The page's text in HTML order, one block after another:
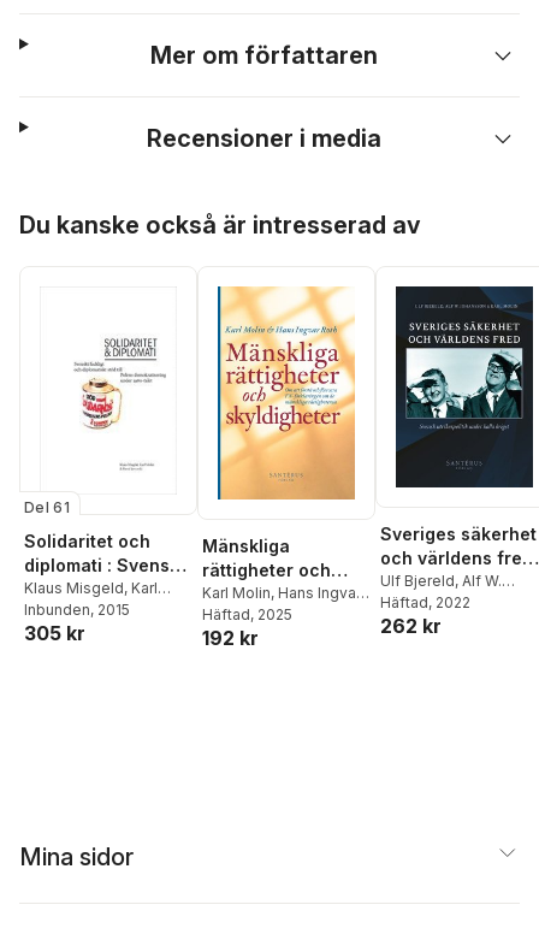
Mer om författaren
Recensioner i media
Du kanske också är intresserad av
Del 61
Solidaritet och
diplomati : Svenskt
fackligt och
diplomatiskt stöd
till Polens
Klaus Misgeld, Karl
Molin,Pawel Jaworski
Inbunden, 2015
305 kr
Mänskliga
rättigheter och
skyldigheter : om
att förstå och
försvara FN-
Karl Molin, Hans Ingvar
Roth
Häftad, 2025
192 kr
Sveriges säkerhet
och världens fred
svensk
utrikespolitik
kalla kriget
Ulf Bjereld, Alf W.
Johansson,Karl Molin
Häftad, 2022
262 kr
Mina sidor